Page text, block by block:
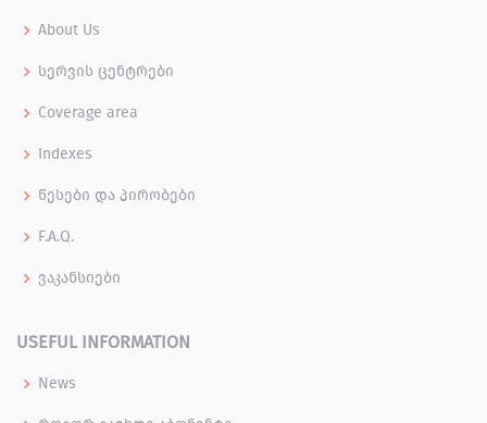
About Us
სერვის ცენტრები
Coverage area
Indexes
წესები და პირობები
F.A.Q.
ვაკანსიები
USEFUL INFORMATION
News